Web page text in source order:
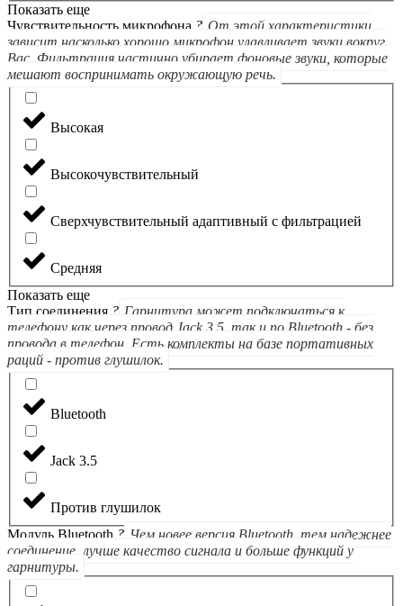
Показать еще
Чувствительность микрофона ? От этой характеристики
зависит насколько хорошо микрофон улавливает звуки вокруг
Вас. Фильтрация частично убирает фоновые звуки, которые
мешают воспринимать окружающую речь.
Высокая
Высокочувствительный
Сверхчувствительный адаптивный с фильтрацией
Средняя
Показать еще
Тип соединения ? Гарнитура может подключаться к
телефону как через провод Jack 3.5, так и по Bluetooth - без
провода в телефон. Есть комплекты на базе портативных
раций - против глушилок.
Bluetooth
Jack 3.5
Против глушилок
Модуль Bluetooth ? Чем новее версия Bluetooth, тем надежнее
соединение, лучше качество сигнала и больше функций у
гарнитуры.